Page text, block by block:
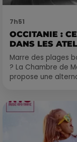
7h51
OCCITANIE :
DANS LES
Marre des plages
? La Chambre de
propose une